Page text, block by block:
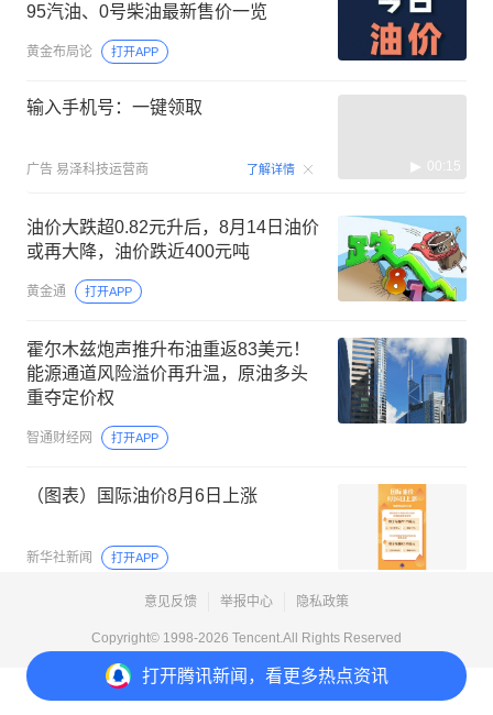
打开腾讯新闻，看更多热点资讯
95汽油、0号柴油最新售价一览
黄金布局论 打开APP
输入手机号：一键领取
广告 易泽科技运营商 了解详情 00:15
油价大跌超0.82元升后，8月14日油价
或再大降，油价跌近400元吨
黄金通 打开APP
霍尔木兹炮声推升布油重返83美元！
能源通道风险溢价再升温，原油多头
重夺定价权
智通财经网 打开APP
（图表）国际油价8月6日上涨
新华社新闻 打开APP
意见反馈 举报中心 隐私政策
Copyright© 1998-2026 Tencent.All Rights Reserved